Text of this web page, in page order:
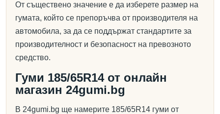
От съществено значение е да изберете размер на
гумата, който се препоръчва от производителя на
автомобила, за да се поддържат стандартите за
производителност и безопасност на превозното
средство.
Гуми 185/65R14 от онлайн
магазин 24gumi.bg
В 24gumi.bg ще намерите 185/65R14 гуми от